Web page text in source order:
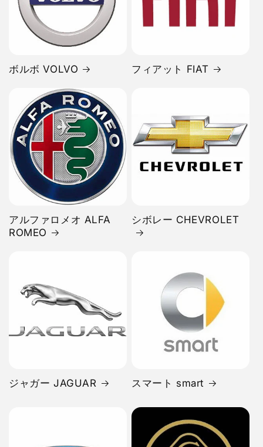
ボルボ VOLVO フィアット FIAT
アルファロメオ ALFA
ROMEO
シボレー CHEVROLET
ジャガー JAGUAR スマート smart